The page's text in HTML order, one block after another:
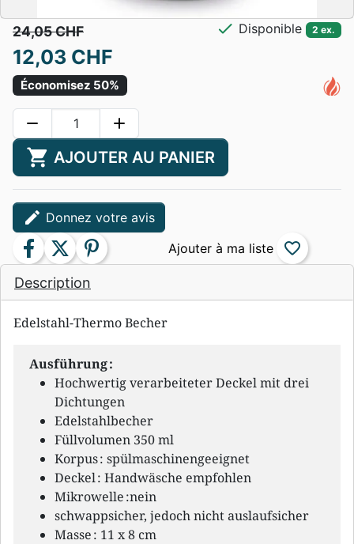
Description
Edelstahl-Thermo Becher
Ausführung :
Hochwertig verarbeiteter Deckel mit drei
Dichtungen
Edelstahlbecher
Füllvolumen 350 ml
Korpus : spülmaschinengeeignet
Deckel : Handwäsche empfohlen
Mikrowelle :nein
schwappsicher, jedoch nicht auslaufsicher
Masse : 11 x 8 cm
24,05 CHF
12,03 CHF
Économisez 50%
check Disponible 2 ex.
remove add
shopping_cart AJOUTER AU PANIER
edit Donnez votre avis
facebook twitter pinterest favorite_border